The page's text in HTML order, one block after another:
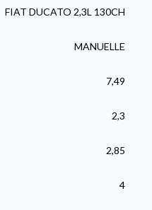
FIAT DUCATO 2,3L 130CH
MANUELLE
7,49
2,3
2,85
4